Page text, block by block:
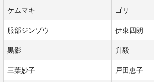
ケムマキ ゴリ
服部ジンゾウ 伊東四朗
黒影 升毅
三葉妙子 戸田恵子